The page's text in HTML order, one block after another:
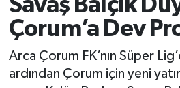
Savaş Balçık
Çorum’a Dev
Arca Çorum FK’nın Süper
ardından Çorum için yeni
Tüm Manşetler
Son Dakika Haberleri
Haber Arşivi